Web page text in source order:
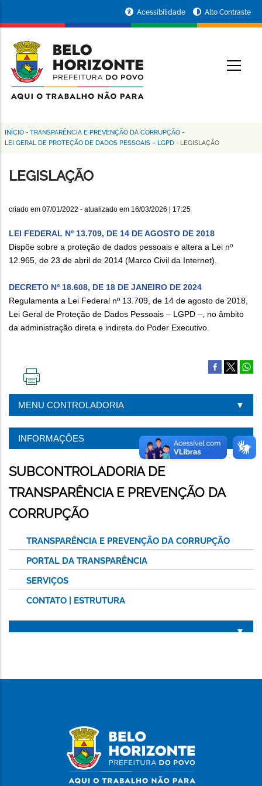
conteúdo
principal
da
Prefeitura
de
Horizonte
Acessibilidade Alto Contraste
Trilha
navegação
INÍCIO - TRANSPARÊNCIA E PREVENÇÃO DA CORRUPÇÃO -
LEI GERAL DE PROTEÇÃO DE DADOS PESSOAIS – LGPD - LEGISLAÇÃO
LEGISLAÇÃO
criado em 07/01/2022 - atualizado em 16/03/2026 | 17:25
LEI FEDERAL Nº 13.709, DE 14 DE AGOSTO DE 2018
Dispõe sobre a proteção de dados pessoais e altera a Lei nº
12.965, de 23 de abril de 2014 (Marco Civil da Internet).
DECRETO Nº 18.608, DE 18 DE JANEIRO DE 2024
Regulamenta a Lei Federal nº 13.709, de 14 de agosto de 2018,
Lei Geral de Proteção de Dados Pessoais – LGPD –, no âmbito
da administração direta e indireta do Poder Executivo.
PÁGINA
MENU CONTROLADORIA
INFORMAÇÕES
SUBCONTROLADORIA DE
TRANSPARÊNCIA E PREVENÇÃO DA
CORRUPÇÃO
TRANSPARÊNCIA E PREVENÇÃO DA CORRUPÇÃO
PORTAL DA TRANSPARÊNCIA
SERVIÇOS
CONTATO | ESTRUTURA